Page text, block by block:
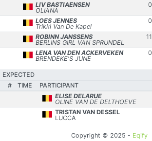
LIV BASTIAENSEN
OLIANA
0
LOES JENNES
Trikki Van De Kapel
0
ROBINN JANSSENS
BERLINS GIRL VAN SPRUNDEL
11
LENA VAN DEN ACKERVEKEN
BRENDEKE'S JUNE
0
EXPECTED
#
TIME
PARTICIPANT
ELISE DELARUE
OLINE VAN DE DELTHOEVE
TRISTAN VAN DESSEL
LUCCA
Copyright © 2025 - Eqify